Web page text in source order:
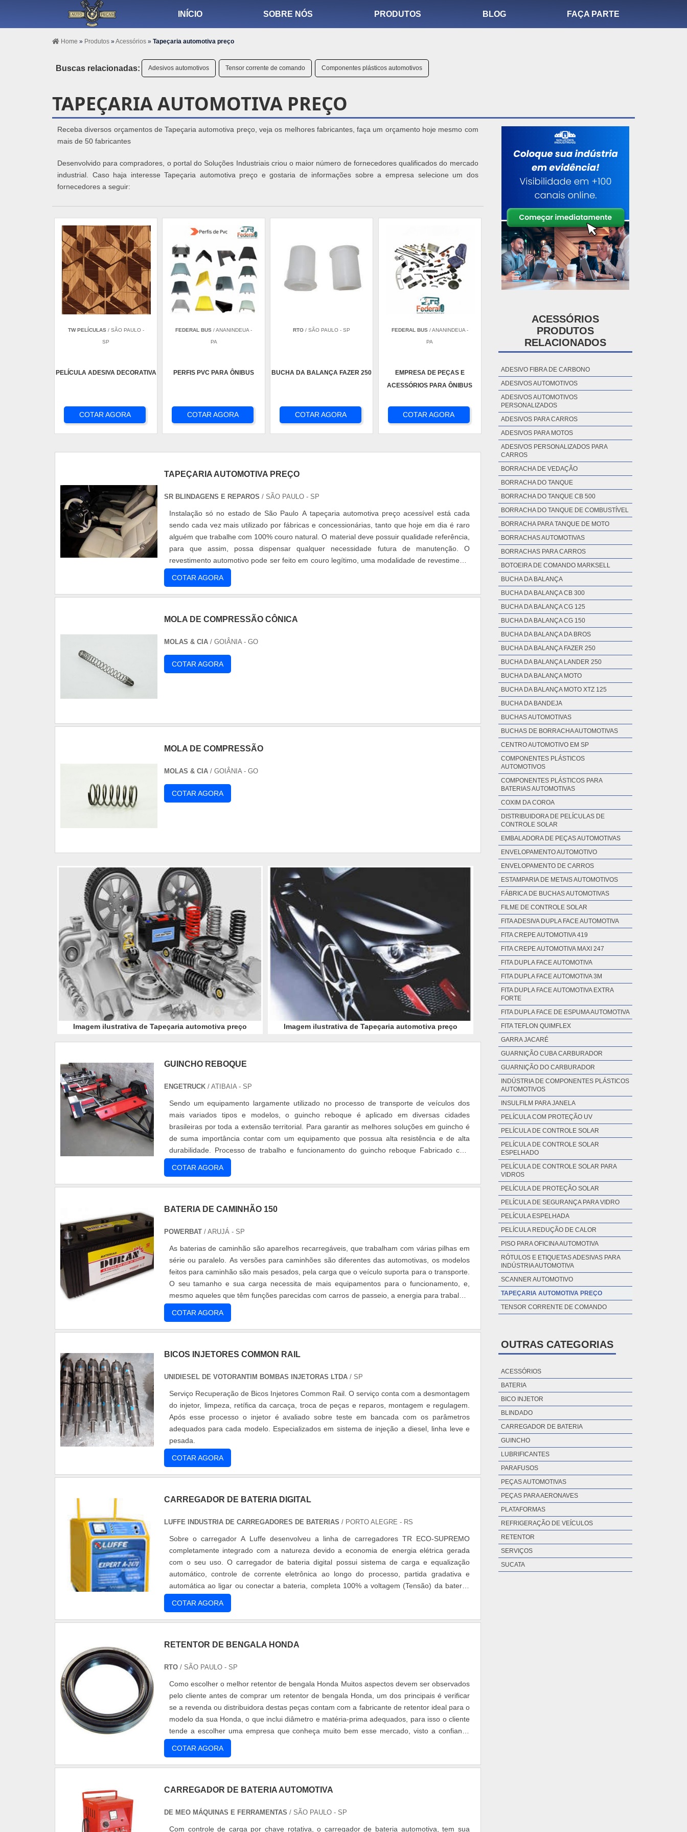
INÍCIO SOBRE NÓS PRODUTOS BLOG FAÇA PARTE
Home » Produtos »Acessórios » Tapeçaria automotiva preço
Buscas relacionadas: Adesivos automotivos Tensor corrente de comando Componentes plásticos automotivos
TAPEÇARIA AUTOMOTIVA PREÇO
Receba diversos orçamentos de Tapeçaria automotiva preço, veja os melhores fabricantes, faça um orçamento hoje mesmo com
mais de 50 fabricantes
Desenvolvido para compradores, o portal do Soluções Industriais criou o maior número de fornecedores qualificados do mercado
industrial. Caso haja interesse Tapeçaria automotiva preço e gostaria de informações sobre a empresa selecione um dos
fornecedores a seguir:
TW PELÍCULAS/ SÃO PAULO -
SP
PELÍCULA ADESIVA DECORATIVA
COTAR AGORA
FEDERAL BUS / ANANINDEUA -
PA
PERFIS PVC PARA ÔNIBUS
COTAR AGORA
RTO / SÃO PAULO - SP
BUCHA DA BALANÇA FAZER 250
COTAR AGORA
FEDERAL BUS/ ANANINDEUA -
PA
EMPRESA DE PEÇAS E
ACESSÓRIOS PARA ÔNIBUS
COTAR AGORA
TAPEÇARIA AUTOMOTIVA PREÇO
SR BLINDAGENS E REPAROS / SÃO PAULO - SP
Instalação só no estado de São Paulo A tapeçaria automotiva preço acessível está cada
sendo cada vez mais utilizado por fábricas e concessionárias, tanto que hoje em dia é raro
alguém que trabalhe com 100% couro natural. O material deve possuir qualidade referência,
para que assim, possa dispensar qualquer necessidade futura de manutenção. O
revestimento automotivo pode ser feito em couro legítimo, uma modalidade de revestimento
COTAR AGORA
MOLA DE COMPRESSÃO CÔNICA
MOLAS & CIA / GOIÂNIA - GO
COTAR AGORA
MOLA DE COMPRESSÃO
MOLAS & CIA / GOIÂNIA - GO
COTAR AGORA
Imagem ilustrativa de Tapeçaria automotiva preço Imagem ilustrativa de Tapeçaria automotiva preço
GUINCHO REBOQUE
ENGETRUCK/ ATIBAIA - SP
Sendo um equipamento largamente utilizado no processo de transporte de veículos dos
mais variados tipos e modelos, o guincho reboque é aplicado em diversas cidades
brasileiras por toda a extensão territorial. Para garantir as melhores soluções em guincho é
de suma importância contar com um equipamento que possua alta resistência e de alta
durabilidade. Processo de trabalho e funcionamento do guincho reboque Fabricado com
matérias-primas de e....
COTAR AGORA
BATERIA DE CAMINHÃO 150
POWERBAT/ ARUJÁ - SP
As baterias de caminhão são aparelhos recarregáveis, que trabalham com várias pilhas em
série ou paralelo. As versões para caminhões são diferentes das automotivas, os modelos
feitos para caminhão são mais pesados, pela carga que o veículo suporta para o transporte.
O seu tamanho e sua carga necessita de mais equipamentos para o funcionamento, e,
mesmo aqueles que têm funções parecidas com carros de passeio, a energia para trabalhar
COTAR AGORA
BICOS INJETORES COMMON RAIL
UNIDIESEL DE VOTORANTIM BOMBAS INJETORAS LTDA/ SP
Serviço Recuperação de Bicos Injetores Common Rail. O serviço conta com a desmontagem
do injetor, limpeza, retífica da carcaça, troca de peças e reparos, montagem e regulagem.
Após esse processo o injetor é avaliado sobre teste em bancada com os parâmetros
adequados para cada modelo. Especializados em sistema de injeção a diesel, linha leve e
pesada.
COTAR AGORA
CARREGADOR DE BATERIA DIGITAL
LUFFE INDUSTRIA DE CARREGADORES DE BATERIAS / PORTO ALEGRE - RS
Sobre o carregador A Luffe desenvolveu a linha de carregadores TR ECO-SUPREMO
completamente integrado com a natureza devido a economia de energia elétrica gerada
com o seu uso. O carregador de bateria digital possui sistema de carga e equalização
automático, controle de corrente eletrônica ao longo do processo, partida gradativa e
automática ao ligar ou conectar a bateria, completa 100% a voltagem (Tensão) da bateria,
completa 100% a amperag....
COTAR AGORA
RETENTOR DE BENGALA HONDA
RTO/ SÃO PAULO - SP
Como escolher o melhor retentor de bengala Honda Muitos aspectos devem ser observados
pelo cliente antes de comprar um retentor de bengala Honda, um dos principais é verificar
se a revenda ou distribuidora destas peças contam com a fabricante de retentor ideal para o
modelo da sua Honda, o que inclui diâmetro e matéria-prima adequados, para isso o cliente
tende a escolher uma empresa que conheça muito bem esse mercado, visto a confiança
COTAR AGORA
CARREGADOR DE BATERIA AUTOMOTIVA
DE MEO MÁQUINAS E FERRAMENTAS / SÃO PAULO - SP
Com controle de carga por chave rotativa, o carregador de bateria automotiva, tem sua
ACESSÓRIOS
PRODUTOS
RELACIONADOS
ADESIVO FIBRA DE CARBONO
ADESIVOS AUTOMOTIVOS
ADESIVOS AUTOMOTIVOS
PERSONALIZADOS
ADESIVOS PARA CARROS
ADESIVOS PARA MOTOS
ADESIVOS PERSONALIZADOS PARA
CARROS
BORRACHA DE VEDAÇÃO
BORRACHA DO TANQUE
BORRACHA DO TANQUE CB 500
BORRACHA DO TANQUE DE COMBUSTÍVEL
BORRACHA PARA TANQUE DE MOTO
BORRACHAS AUTOMOTIVAS
BORRACHAS PARA CARROS
BOTOEIRA DE COMANDO MARKSELL
BUCHA DA BALANÇA
BUCHA DA BALANÇA CB 300
BUCHA DA BALANÇA CG 125
BUCHA DA BALANÇA CG 150
BUCHA DA BALANÇA DA BROS
BUCHA DA BALANÇA FAZER 250
BUCHA DA BALANÇA LANDER 250
BUCHA DA BALANÇA MOTO
BUCHA DA BALANÇA MOTO XTZ 125
BUCHA DA BANDEJA
BUCHAS AUTOMOTIVAS
BUCHAS DE BORRACHA AUTOMOTIVAS
CENTRO AUTOMOTIVO EM SP
COMPONENTES PLÁSTICOS
AUTOMOTIVOS
COMPONENTES PLÁSTICOS PARA
BATERIAS AUTOMOTIVAS
COXIM DA COROA
DISTRIBUIDORA DE PELÍCULAS DE
CONTROLE SOLAR
EMBALADORA DE PEÇAS AUTOMOTIVAS
ENVELOPAMENTO AUTOMOTIVO
ENVELOPAMENTO DE CARROS
ESTAMPARIA DE METAIS AUTOMOTIVOS
FÁBRICA DE BUCHAS AUTOMOTIVAS
FILME DE CONTROLE SOLAR
FITA ADESIVA DUPLA FACE AUTOMOTIVA
FITA CREPE AUTOMOTIVA 419
FITA CREPE AUTOMOTIVA MAXI 247
FITA DUPLA FACE AUTOMOTIVA
FITA DUPLA FACE AUTOMOTIVA 3M
FITA DUPLA FACE AUTOMOTIVA EXTRA
FORTE
FITA DUPLA FACE DE ESPUMA AUTOMOTIVA
FITA TEFLON QUIMFLEX
GARRA JACARÉ
GUARNIÇÃO CUBA CARBURADOR
GUARNIÇÃO DO CARBURADOR
INDÚSTRIA DE COMPONENTES PLÁSTICOS
AUTOMOTIVOS
INSULFILM PARA JANELA
PELÍCULA COM PROTEÇÃO UV
PELÍCULA DE CONTROLE SOLAR
PELÍCULA DE CONTROLE SOLAR
ESPELHADO
PELÍCULA DE CONTROLE SOLAR PARA
VIDROS
PELÍCULA DE PROTEÇÃO SOLAR
PELÍCULA DE SEGURANÇA PARA VIDRO
PELÍCULA ESPELHADA
PELÍCULA REDUÇÃO DE CALOR
PISO PARA OFICINA AUTOMOTIVA
RÓTULOS E ETIQUETAS ADESIVAS PARA
INDÚSTRIA AUTOMOTIVA
SCANNER AUTOMOTIVO
TAPEÇARIA AUTOMOTIVA PREÇO
TENSOR CORRENTE DE COMANDO
OUTRAS CATEGORIAS
ACESSÓRIOS
BATERIA
BICO INJETOR
BLINDADO
CARREGADOR DE BATERIA
GUINCHO
LUBRIFICANTES
PARAFUSOS
PEÇAS AUTOMOTIVAS
PEÇAS PARA AERONAVES
PLATAFORMAS
REFRIGERAÇÃO DE VEÍCULOS
RETENTOR
SERVIÇOS
SUCATA